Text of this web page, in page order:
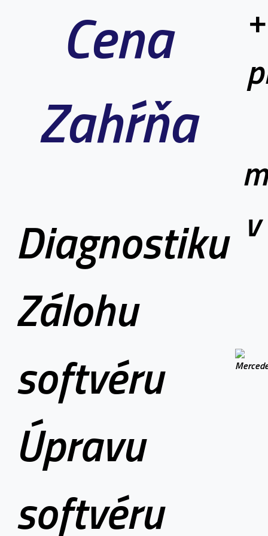
Cena
Zahŕňa
Diagnostiku
Zálohu
softvéru
Úpravu
softvéru